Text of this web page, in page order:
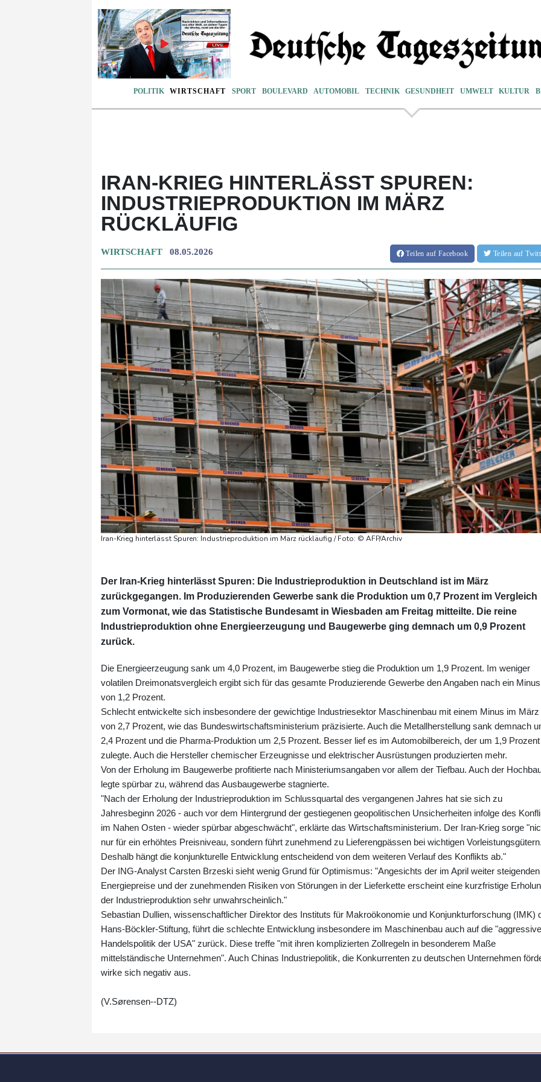
POLITIK WIRTSCHAFT SPORT BOULEVARD AUTOMOBIL TECHNIK GESUNDHEIT UMWELT KULTUR
IRAN-KRIEG HINTERLÄSST SPUREN:
INDUSTRIEPRODUKTION IM MÄRZ
RÜCKLÄUFIG
WIRTSCHAFT 08.05.2026 Teilenauf Facebook Teilen auf
Iran-Krieg hinterlässt Spuren: Industrieproduktion im März rückläufig / Foto: © AFP/Archiv
Der Iran-Krieg hinterlässt Spuren: Die Industrieproduktion in Deutschland ist im März
zurückgegangen. Im Produzierenden Gewerbe sank die Produktion um 0,7 Prozent im Vergleich
zum Vormonat, wie das Statistische Bundesamt in Wiesbaden am Freitag mitteilte. Die reine
Industrieproduktion ohne Energieerzeugung und Baugewerbe ging demnach um 0,9 Prozent
zurück.
Die Energieerzeugung sank um 4,0 Prozent, im Baugewerbe stieg die Produktion um 1,9 Prozent. Im weniger
volatilen Dreimonatsvergleich ergibt sich für das gesamte Produzierende Gewerbe den Angaben nach ein Minus
von 1,2 Prozent.
Schlecht entwickelte sich insbesondere der gewichtige Industriesektor Maschinenbau mit einem Minus im März
von 2,7 Prozent, wie das Bundeswirtschaftsministerium präzisierte. Auch die Metallherstellung sank demnach
2,4 Prozent und die Pharma-Produktion um 2,5 Prozent. Besser lief es im Automobilbereich, der um 1,9 Prozent
zulegte. Auch die Hersteller chemischer Erzeugnisse und elektrischer Ausrüstungen produzierten mehr.
Von der Erholung im Baugewerbe profitierte nach Ministeriumsangaben vor allem der Tiefbau. Auch der
legte spürbar zu, während das Ausbaugewerbe stagnierte.
"Nach der Erholung der Industrieproduktion im Schlussquartal des vergangenen Jahres hat sie sich zu
Jahresbeginn 2026 - auch vor dem Hintergrund der gestiegenen geopolitischen Unsicherheiten infolge des
im Nahen Osten - wieder spürbar abgeschwächt", erklärte das Wirtschaftsministerium. Der Iran-Krieg sorge
nur für ein erhöhtes Preisniveau, sondern führt zunehmend zu Lieferengpässen bei wichtigen Vorleistungsgütern.
Deshalb hängt die konjunkturelle Entwicklung entscheidend von dem weiteren Verlauf des Konflikts ab."
Der ING-Analyst Carsten Brzeski sieht wenig Grund für Optimismus: "Angesichts der im April weiter steigenden
Energiepreise und der zunehmenden Risiken von Störungen in der Lieferkette erscheint eine kurzfristige
der Industrieproduktion sehr unwahrscheinlich."
Sebastian Dullien, wissenschaftlicher Direktor des Instituts für Makroökonomie und Konjunkturforschung (IMK)
Hans-Böckler-Stiftung, führt die schlechte Entwicklung insbesondere im Maschinenbau auch auf die "aggressive
Handelspolitik der USA" zurück. Diese treffe "mit ihren komplizierten Zollregeln in besonderem Maße
mittelständische Unternehmen". Auch Chinas Industriepolitik, die Konkurrenten zu deutschen Unternehmen
wirke sich negativ aus.
(V.Sørensen--DTZ)